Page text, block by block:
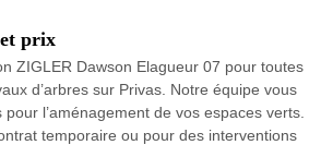
prix
ZIGLER Dawson Elagueur 07 pour toutes
d’arbres sur Privas. Notre équipe vous
l’aménagement de vos espaces verts.
temporaire ou pour des interventions